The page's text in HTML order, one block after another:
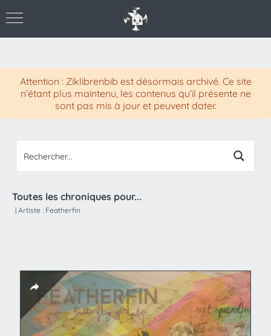
Attention : Ziklibrenbib est désormais archivé. Ce site
n’étant plus maintenu, les contenus qu’il présente ne
sont pas mis à jour et peuvent dater.
Toutes les chroniques pour...
| Artiste : Featherfin